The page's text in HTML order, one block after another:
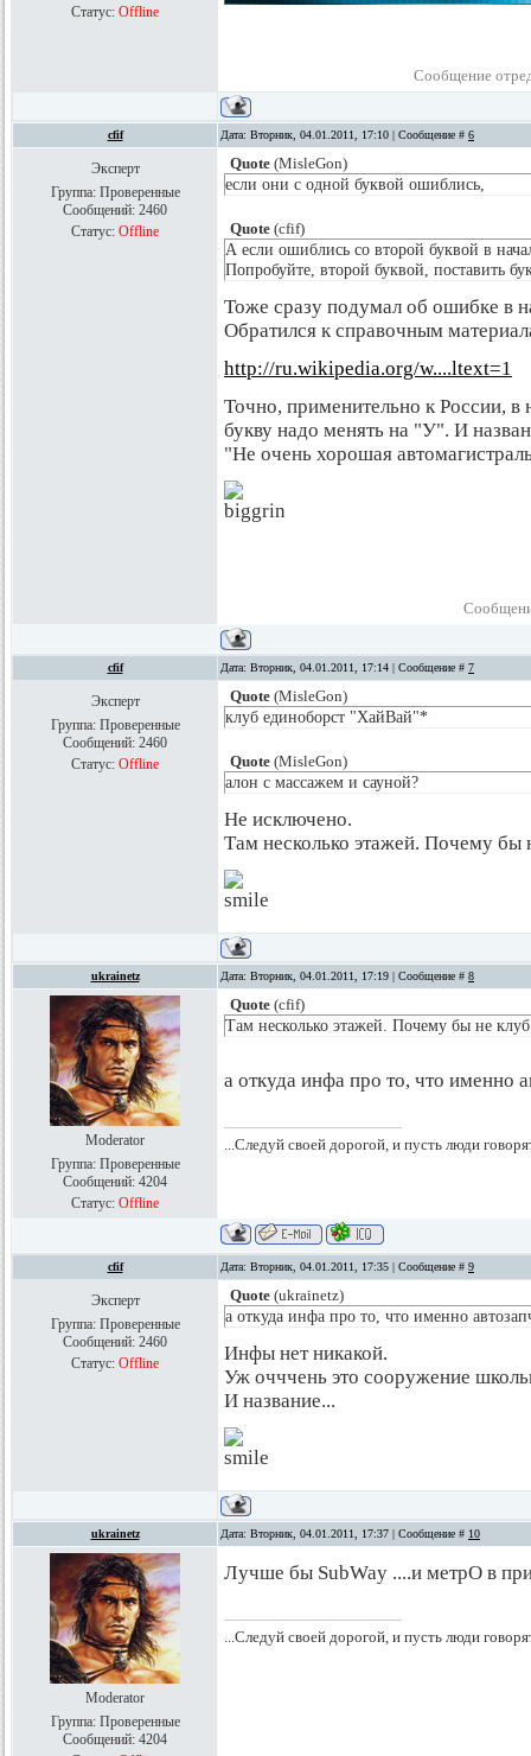
Статус: Offline
Сообщение
cfif Дата: Вторник, 04.01.2011, 17:10 | Сообщение # 6
Эксперт
Группа: Проверенные
Сообщений: 2460
Статус: Offline
Quote (MisleGon)
если они с одной буквой ошиблись,
Quote (cfif)
А если ошиблись со второй буквой в
Попробуйте, второй буквой, поставить
Тоже сразу подумал об ошибке в
Обратился к справочным
http://ru.wikipedia.org/w....ltext=1
Точно, применительно к России, в
букву надо менять на "У". И
"Не очень хорошая
cfif Дата: Вторник, 04.01.2011, 17:14 | Сообщение # 7
Эксперт
Группа: Проверенные
Сообщений: 2460
Статус: Offline
Quote (MisleGon)
клуб единоборст "ХайВай"*
Quote (MisleGon)
алон с массажем и сауной?
Не исключено.
Там несколько этажей. Почему бы
ukrainetz Дата: Вторник, 04.01.2011, 17:19 | Сообщение # 8
Moderator
Группа: Проверенные
Сообщений: 4204
Статус: Offline
Quote (cfif)
Там несколько этажей. Почему бы не
а откуда инфа про то, что именно
...Следуй своей дорогой, и пусть люди
cfif Дата: Вторник, 04.01.2011, 17:35 | Сообщение # 9
Эксперт
Группа: Проверенные
Сообщений: 2460
Статус: Offline
Quote (ukrainetz)
а откуда инфа про то, что именно
Инфы нет никакой.
Уж очччень это сооружение
И название...
ukrainetz Дата: Вторник, 04.01.2011, 17:37 | Сообщение # 10
Moderator
Группа: Проверенные
Сообщений: 4204
Лучше бы SubWay ....и метрО в
...Следуй своей дорогой, и пусть люди